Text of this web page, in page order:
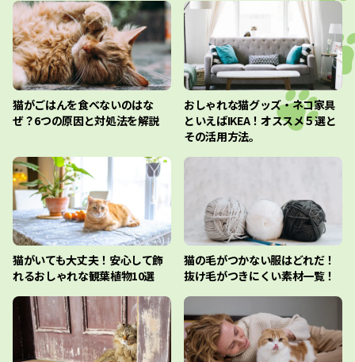
猫がごはんを食べないのはな
ぜ？6つの原因と対処法を解説
おしゃれな猫グッズ・ネコ家具
といえばIKEA！オススメ５選と
その活用方法。
猫がいても大丈夫！安心して飾
れるおしゃれな観葉植物10選
猫の毛がつかない服はどれだ！
抜け毛がつきにくい素材一覧！